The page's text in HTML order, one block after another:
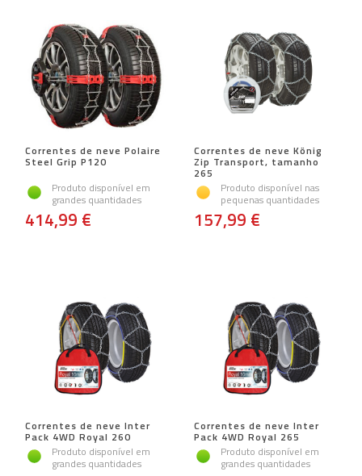
Correntes de neve Polaire
Steel Grip P120
Produto disponível em
grandes quantidades
414,99 €
Correntes de neve König
Zip Transport, tamanho
265
Produto disponível nas
pequenas quantidades
157,99 €
Correntes de neve Inter
Pack 4WD Royal 260
Produto disponível em
grandes quantidades
Correntes de neve Inter
Pack 4WD Royal 265
Produto disponível em
grandes quantidades